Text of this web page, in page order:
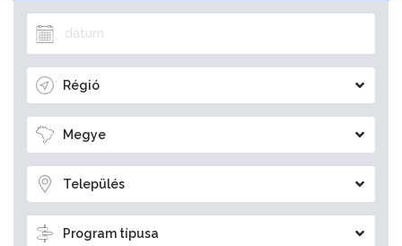
Régió
Megye
Település
Program típusa